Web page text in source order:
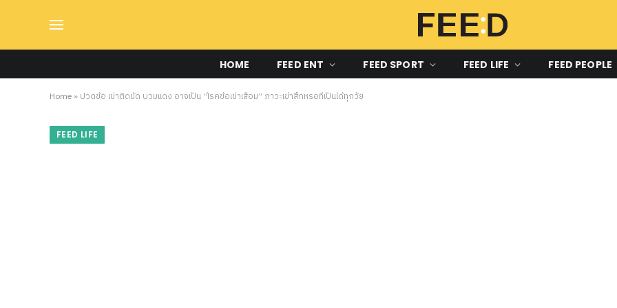
HOME FEED ENT FEED SPORT FEED LIFE FEED PEOPLE
Home» ปวดข้อ เข่าติดขัด บวมแดง อาจเป็น “โรคข้อเข่าเสื่อม” ภาวะเข่าสึกหรอที่เป็นได้ทุกวัย
FEED LIFE